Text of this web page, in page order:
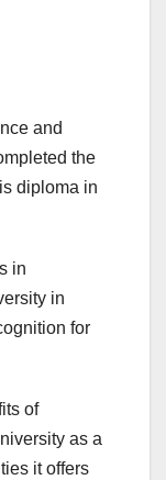
and
the
diploma in
in
in
for
of
as a
it offers